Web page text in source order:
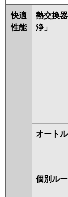
快適
性能
熱交換
浄」
オート
個別ル